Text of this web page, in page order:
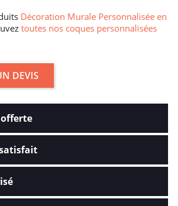
Décoration Murale Personnalisée en
toutes nos coques personnalisées
DEVIS